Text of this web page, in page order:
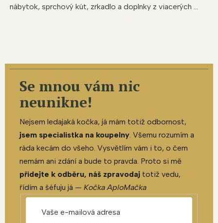
nábytok, sprchový kút, zrkadlo a doplnky z viacerých ...
Se mnou vám nic
neunikne!
Nejsem ledajaká kočka, já mám totiž odbornost,
jsem specialistka na koupelny. Všemu rozumím a
ráda kecám do všeho. Vysvětlím vám i to, o čem
nemám ani zdání a bude to pravda. Proto si mě
přidejte k odběru, náš zpravodaj totiž vedu,
řídím a šéfuju já — Kočka AploMačka